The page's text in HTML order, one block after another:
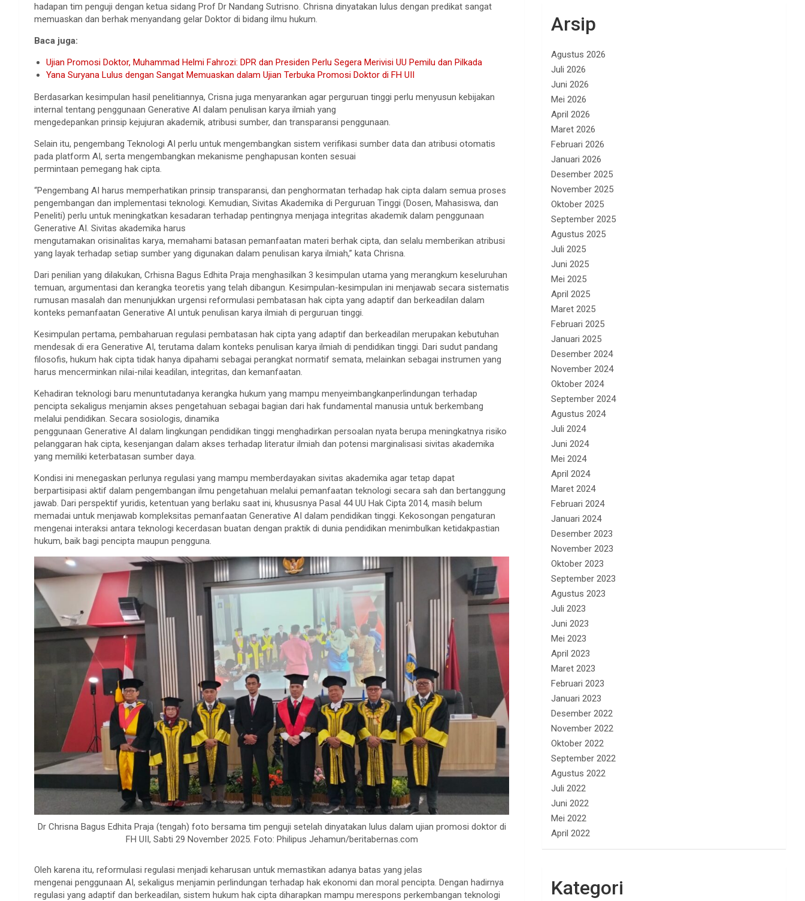
hadapan tim penguji dengan ketua sidang Prof Dr Nandang Sutrisno. Chrisna dinyatakan lulus dengan predikat sangat
memuaskan dan berhak menyandang gelar Doktor di bidang ilmu hukum.
Baca juga:
Ujian Promosi Doktor, Muhammad Helmi Fahrozi: DPR dan Presiden Perlu Segera Merivisi UU Pemilu dan Pilkada
Yana Suryana Lulus dengan Sangat Memuaskan dalam Ujian Terbuka Promosi Doktor di FH UII
Berdasarkan kesimpulan hasil penelitiannya, Crisna juga menyarankan agar perguruan tinggi perlu menyusun kebijakan
internal tentang penggunaan Generative AI dalam penulisan karya ilmiah yang
mengedepankan prinsip kejujuran akademik, atribusi sumber, dan transparansi penggunaan.
Selain itu, pengembang Teknologi AI perlu untuk mengembangkan sistem verifikasi sumber data dan atribusi otomatis
pada platform AI, serta mengembangkan mekanisme penghapusan konten sesuai
permintaan pemegang hak cipta.
“Pengembang AI harus memperhatikan prinsip transparansi, dan penghormatan terhadap hak cipta dalam semua proses
pengembangan dan implementasi teknologi. Kemudian, Sivitas Akademika di Perguruan Tinggi (Dosen, Mahasiswa, dan
Peneliti) perlu untuk meningkatkan kesadaran terhadap pentingnya menjaga integritas akademik dalam penggunaan
Generative AI. Sivitas akademika harus
mengutamakan orisinalitas karya, memahami batasan pemanfaatan materi berhak cipta, dan selalu memberikan atribusi
yang layak terhadap setiap sumber yang digunakan dalam penulisan karya ilmiah,” kata Chrisna.
Dari penilian yang dilakukan, Crhisna Bagus Edhita Praja menghasilkan 3 kesimpulan utama yang merangkum keseluruhan
temuan, argumentasi dan kerangka teoretis yang telah dibangun. Kesimpulan-kesimpulan ini menjawab secara sistematis
rumusan masalah dan menunjukkan urgensi reformulasi pembatasan hak cipta yang adaptif dan berkeadilan dalam
konteks pemanfaatan Generative AI untuk penulisan karya ilmiah di perguruan tinggi.
Kesimpulan pertama, pembaharuan regulasi pembatasan hak cipta yang adaptif dan berkeadilan merupakan kebutuhan
mendesak di era Generative AI, terutama dalam konteks penulisan karya ilmiah di pendidikan tinggi. Dari sudut pandang
filosofis, hukum hak cipta tidak hanya dipahami sebagai perangkat normatif semata, melainkan sebagai instrumen yang
harus mencerminkan nilai-nilai keadilan, integritas, dan kemanfaatan.
Kehadiran teknologi baru menuntutadanya kerangka hukum yang mampu menyeimbangkanperlindungan terhadap
pencipta sekaligus menjamin akses pengetahuan sebagai bagian dari hak fundamental manusia untuk berkembang
melalui pendidikan. Secara sosiologis, dinamika
penggunaan Generative AI dalam lingkungan pendidikan tinggi menghadirkan persoalan nyata berupa meningkatnya risiko
pelanggaran hak cipta, kesenjangan dalam akses terhadap literatur ilmiah dan potensi marginalisasi sivitas akademika
yang memiliki keterbatasan sumber daya.
Kondisi ini menegaskan perlunya regulasi yang mampu memberdayakan sivitas akademika agar tetap dapat
berpartisipasi aktif dalam pengembangan ilmu pengetahuan melalui pemanfaatan teknologi secara sah dan bertanggung
jawab. Dari perspektif yuridis, ketentuan yang berlaku saat ini, khususnya Pasal 44 UU Hak Cipta 2014, masih belum
memadai untuk menjawab kompleksitas pemanfaatan Generative AI dalam pendidikan tinggi. Kekosongan pengaturan
mengenai interaksi antara teknologi kecerdasan buatan dengan praktik di dunia pendidikan menimbulkan ketidakpastian
hukum, baik bagi pencipta maupun pengguna.
Dr Chrisna Bagus Edhita Praja (tengah) foto bersama tim penguji setelah dinyatakan lulus dalam ujian promosi doktor di
FH UII, Sabti 29 November 2025. Foto: Philipus Jehamun/beritabernas.com
Oleh karena itu, reformulasi regulasi menjadi keharusan untuk memastikan adanya batas yang jelas
mengenai penggunaan AI, sekaligus menjamin perlindungan terhadap hak ekonomi dan moral pencipta. Dengan hadirnya
regulasi yang adaptif dan berkeadilan, sistem hukum hak cipta diharapkan mampu merespons perkembangan teknologi
Arsip
Agustus 2026
Juli 2026
Juni 2026
Mei 2026
April 2026
Maret 2026
Februari 2026
Januari 2026
Desember 2025
November 2025
Oktober 2025
September 2025
Agustus 2025
Juli 2025
Juni 2025
Mei 2025
April 2025
Maret 2025
Februari 2025
Januari 2025
Desember 2024
November 2024
Oktober 2024
September 2024
Agustus 2024
Juli 2024
Juni 2024
Mei 2024
April 2024
Maret 2024
Februari 2024
Januari 2024
Desember 2023
November 2023
Oktober 2023
September 2023
Agustus 2023
Juli 2023
Juni 2023
Mei 2023
April 2023
Maret 2023
Februari 2023
Januari 2023
Desember 2022
November 2022
Oktober 2022
September 2022
Agustus 2022
Juli 2022
Juni 2022
Mei 2022
April 2022
Kategori